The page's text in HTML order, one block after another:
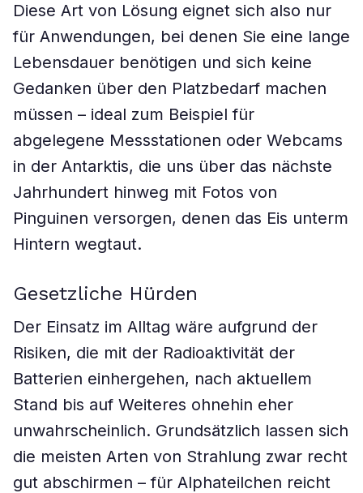
Diese Art von Lösung eignet sich also nur
für Anwendungen, bei denen Sie eine lange
Lebensdauer benötigen und sich keine
Gedanken über den Platzbedarf machen
müssen – ideal zum Beispiel für
abgelegene Messstationen oder Webcams
in der Antarktis, die uns über das nächste
Jahrhundert hinweg mit Fotos von
Pinguinen versorgen, denen das Eis unterm
Hintern wegtaut.
Gesetzliche Hürden
Der Einsatz im Alltag wäre aufgrund der
Risiken, die mit der Radioaktivität der
Batterien einhergehen, nach aktuellem
Stand bis auf Weiteres ohnehin eher
unwahrscheinlich. Grundsätzlich lassen sich
die meisten Arten von Strahlung zwar recht
gut abschirmen – für Alphateilchen reicht